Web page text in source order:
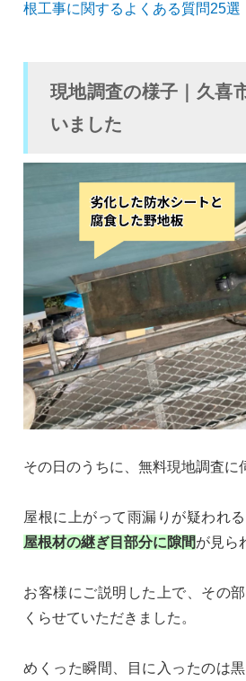
根工事に関するよくある質問25選
現地調査の様子｜久喜
いました
その日のうちに、無料現地調査に
屋根に上がって雨漏りが疑われ
屋根材の継ぎ目部分に隙間が見ら
お客様にご説明した上で、その
くらせていただきました。
めくった瞬間、目に入ったのは